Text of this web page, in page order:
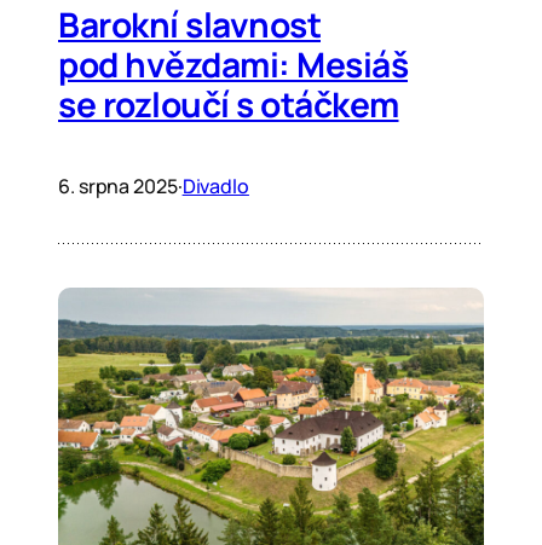
Barokní slavnost
pod hvězdami: Mesiáš
se rozloučí s otáčkem
6. srpna 2025·Divadlo